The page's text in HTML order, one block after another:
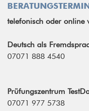
telefonisch oder online
Deutsch als
07071 888 4540
Prüfungszentrum
07071 977 5738